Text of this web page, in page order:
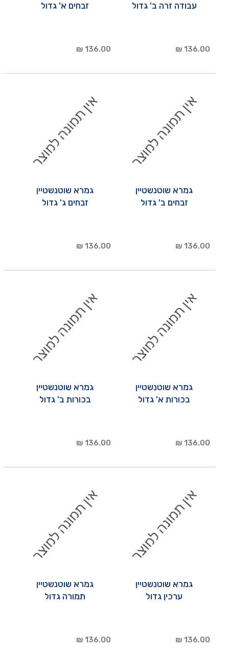
עבודה זרה ב' גדול
136.00 ₪
זבחים א' גדול
136.00 ₪
גמרא שוטנשטיין
זבחים ב' גדול
136.00 ₪
גמרא שוטנשטיין
זבחים ג' גדול
136.00 ₪
גמרא שוטנשטיין
בכורות א' גדול
136.00 ₪
גמרא שוטנשטיין
בכורות ב' גדול
136.00 ₪
גמרא שוטנשטיין
ערכין גדול
136.00 ₪
גמרא שוטנשטיין
תמורה גדול
136.00 ₪